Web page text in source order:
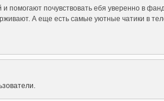
помогают почувствовать ебя уверенно в
А еще есть самые уютные чатики в